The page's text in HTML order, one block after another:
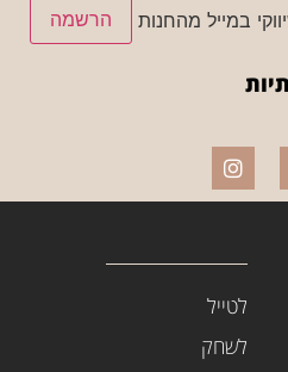
במייל מהחנות הרשמה
לטייל
לשחק